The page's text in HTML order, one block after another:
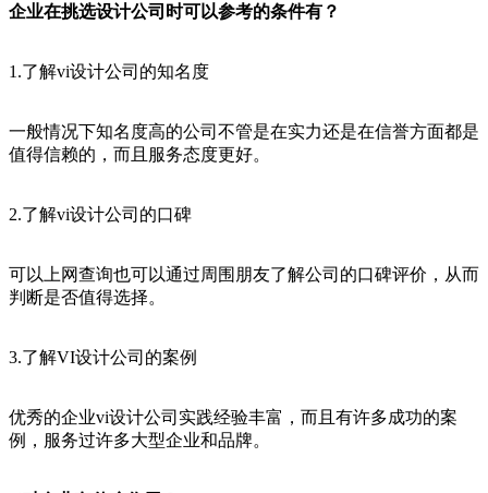
企业在挑选设计公司时可以参考的条件有？
1.了解vi设计公司的知名度
一般情况下知名度高的公司不管是在实力还是在信誉方面都是
值得信赖的，而且服务态度更好。
2.了解vi设计公司的口碑
可以上网查询也可以通过周围朋友了解公司的口碑评价，从而
判断是否值得选择。
3.了解VI设计公司的案例
优秀的企业vi设计公司实践经验丰富，而且有许多成功的案
例，服务过许多大型企业和品牌。